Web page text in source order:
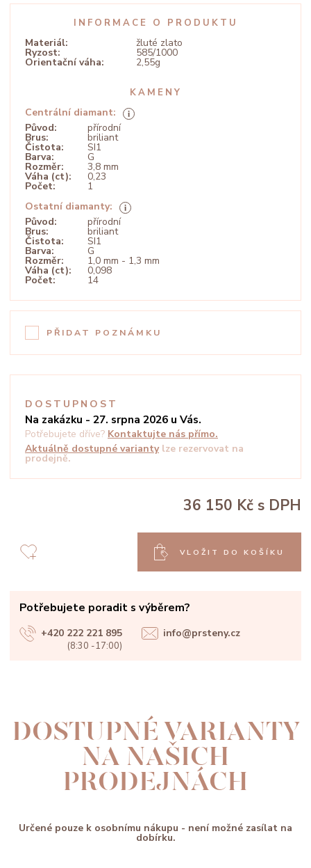
INFORMACE O PRODUKTU
Materiál: žluté zlato
Ryzost: 585/1000
Orientační váha: 2,55g
KAMENY
Centrální diamant:
Původ:
přírodní
Brus: briliant
Čistota: SI1
Barva: G
Rozměr: 3,8 mm
Váha (ct): 0,23
Počet:
1
Ostatní diamanty:
Původ:
přírodní
Brus: briliant
Čistota: SI1
Barva: G
Rozměr: 1,0 mm - 1,3 mm
Váha (ct): 0,098
Počet: 14
PŘIDAT POZNÁMKU
DOSTUPNOST
Na zakázku - 27. srpna 2026 u Vás.
Potřebujete dříve? Kontaktujte nás přímo.
Aktuálně dostupné varianty lze rezervovat na
prodejně.
36 150 Kč s DPH
VLOŽIT DO KOŠÍKU
Potřebujete poradit s výběrem?
+420 222 221 895
(8:30 -17:00)
info@prsteny.cz
DOSTUPNÉ VARIANTY
NA NAŠICH
PRODEJNÁCH
Určené pouze k osobnímu nákupu - není možné zasílat na
dobírku.